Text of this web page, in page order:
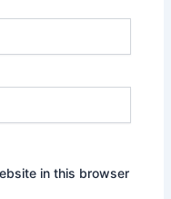
in this browser